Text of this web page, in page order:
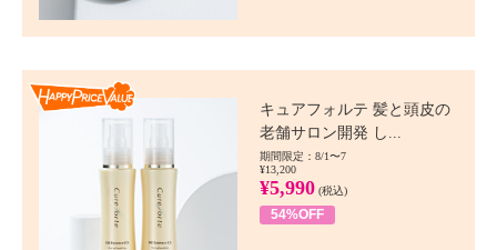
キュアフォルテ 髪と頭皮の
老舗サロン開発 し...
期間限定：8/1〜7
¥13,200
¥5,990 (税込)
54%OFF